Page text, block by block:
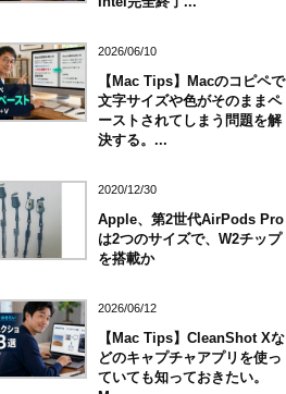
2026/06/10
【Mac Tips】Macのコピペで
文字サイズや色がそのままペ
ーストされてしまう問題を解
決する。...
2020/12/30
Apple、第2世代AirPods Pro
は2つのサイズで、W2チップ
を搭載か
2026/06/12
【Mac Tips】CleanShot Xな
どのキャプチャアプリを使っ
ていても知っておきたい。